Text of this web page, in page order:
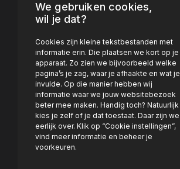
We gebruiken cookies,
wil je dat?
Cookies zijn kleine tekstbestanden met
informatie erin. Die plaatsen we kort op je
apparaat. Zo zien we bijvoorbeeld welke
pagina’s je zag, waar je afhaakte en wat je
invulde. Op die manier hebben wij
informatie waar we jouw websitebezoek
beter mee maken. Handig toch? Natuurlijk
kies je zelf of je dat toestaat. Daar zijn we
eerlijk over. Klik op “Cookie instellingen”,
vind meer informatie en beheer je
voorkeuren.